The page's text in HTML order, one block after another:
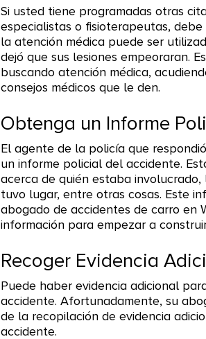
Si usted tiene programadas otras
especialistas o fisioterapeutas,
la atención médica puede ser
dejó que sus lesiones empeoraran.
buscando atención médica,
consejos médicos que le den.
Obtenga un Informe
El agente de la policía que
un informe policial del accidente.
acerca de quién estaba
tuvo lugar, entre otras cosas. Este
abogado de accidentes de carro en
información para empezar a
Recoger Evidencia
Puede haber evidencia adicional
accidente. Afortunadamente, su
de la recopilación de evidencia
accidente.